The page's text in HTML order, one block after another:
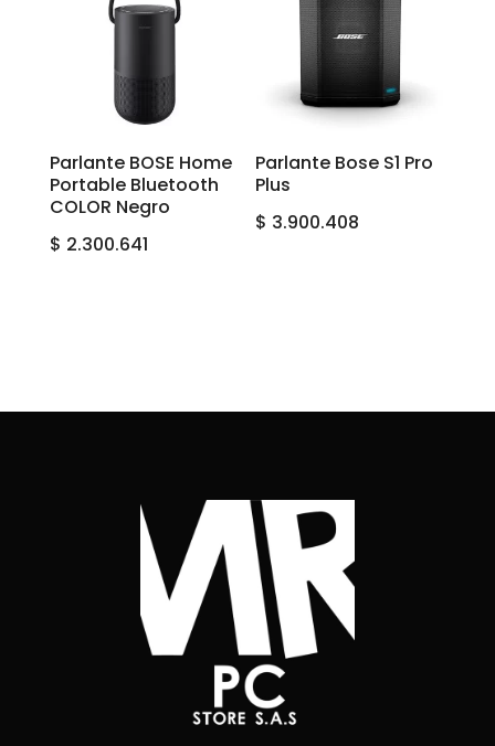
Parlante BOSE Home
Portable Bluetooth
COLOR Negro
$ 2.300.641
Parlante Bose S1 Pro
Plus
$ 3.900.408